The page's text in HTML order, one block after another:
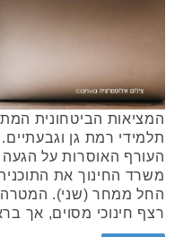
המציאות הביטחונית
תלמידי רמת גן
העורף האוסרות על
משרד החינוך את
החל ממחר (שני). המטרה
רצף חינוכי מסוים, אך